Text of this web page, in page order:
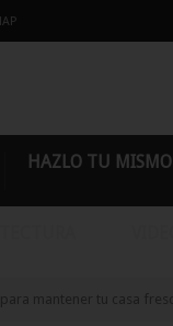
HAZLO TU MISMO